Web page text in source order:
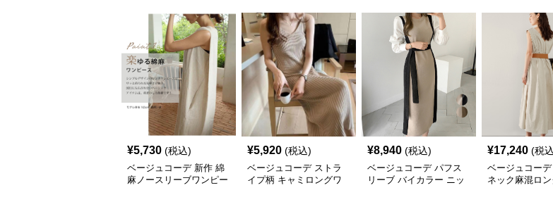
¥5,730 (税込)
ベージュコーデ 新作 綿
麻ノースリーブワンピー
¥5,920 (税込)
ベージュコーデ ストラ
イプ柄 キャミロングワ
¥8,940 (税込)
ベージュコーデ パフス
リーブ バイカラー ニッ
¥17,240 (税
ベージュコー
ネック麻混ロ